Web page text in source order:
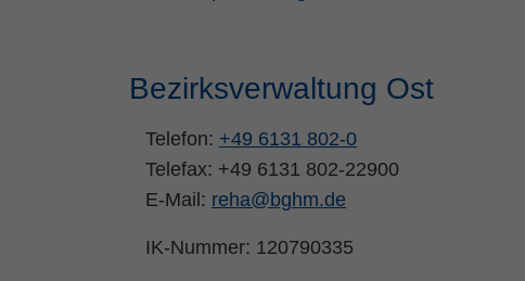
Bezirksverwaltung Ost
Telefon: +49 6131 802-0
Telefax: +49 6131 802-22900
E-Mail: reha@bghm.de
IK-Nummer: 120790335